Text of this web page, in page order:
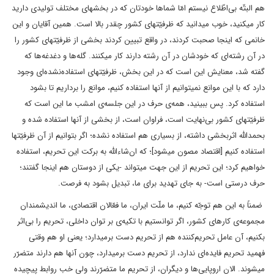
هم البتّه بی‌اطّلاع نیستم امّا شماها خودتان که در بخشهای مختلف تولیدی دارید
کار میکنید، خوب میدانید که ظرفیّتهای کشور چقدر بالا است. همین آقایان و این
خانمی که اینجا صحبت کردند، در واقع تبیین کردند بخشی از ظرفیّتهای کشور را
در آن رشته‌ای که خودشان در آن رشته دارند کار میکنند. گله‌ها و دغدغه‌ها که
گفته شد، معنایش این است که در این بخش، ظرفیّتهای استفاده‌نشده‌ای وجود
دارد که با این موانع نمیتوانیم از آنها استفاده کنیم، موانع را برداریم تا بشود
استفاده کرد. پس ببینید، همه‌ی حرف در این جلسه‌ی امشب ما این است که
ظرفیّتهای کشور بی‌نهایت است، فراوان است، از بخشی‌ از آنها استفاده شده و
بحمداللّه اثربخشی داشته، از بسیاری هم استفاده نشده؛ اگر بتوانیم از آن ظرفیّتها
استفاده کنیم [اقتصاد مصون میشود]؛ که ان‌شاء‌اللّه به برکت این تحریم، استفاده
خواهیم کرد؛ این تحریم از این جهت میتواند -یکی از دوستان هم اینجا گفتند؛
حرف درستی است-‌ به جای تهدید برای ما، تبدیل بشود به فرصت.
ضمناً به این هم توجّه کنیم، ما ملّت ایران، ما فعّالان اقتصادی، ما اندیشمندان
مجموعه‌ی کارهای کشور، اگر توانستیم با تکیه‌ی بر توان داخلی، تحریم را بی‌اثر
بکنیم، آن عامل تحریم‌کننده هم از تحریم دست برمیدارد؛ یعنی او هم وقتی
فهمید تحریم فایده‌ای ندارد، از تحریم دست برمیدارد، چون آنها هم دارند متضرّر
میشوند. الان اروپایی‌ها و دیگران، از تحریم ما متضرّرند ولی خب روابط پیچیده